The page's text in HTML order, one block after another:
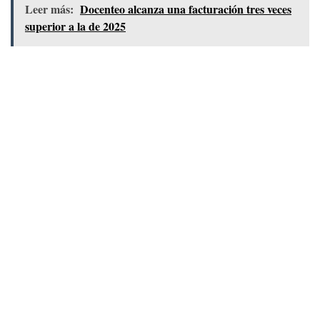
Leer más: Docenteo alcanza una facturación tres veces
superior a la de 2025